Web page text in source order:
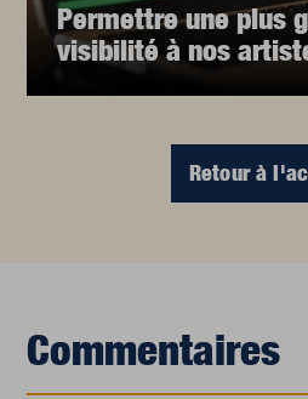
Permettre une plus
visibilité à nos
Retour à
Commentaires